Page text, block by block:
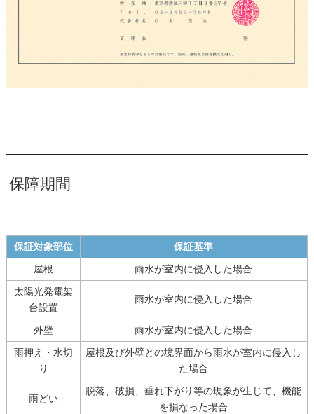
保障期間
保証対象部位
保証基準
屋根
雨水が室内に侵入した場合
太陽光発電架
台設置
雨水が室内に侵入した場合
外壁
雨水が室内に侵入した場合
雨押え・水切
り
屋根及び外壁との境界面から雨水が室内に侵入し
た場合
雨どい
脱落、破損、垂れ下がり等の現象が生じて、機能
を損なった場合